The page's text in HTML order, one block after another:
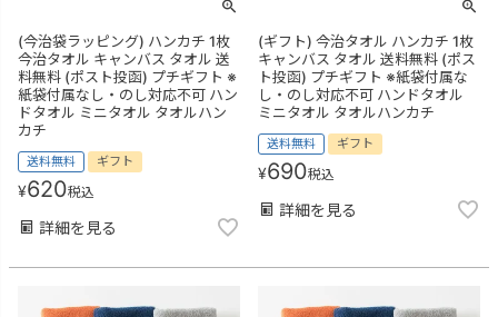
(今治袋ラッピング) ハンカチ 1枚
今治タオル キャンバス タオル 送
料無料 (ポスト投函) プチギフト ※
紙袋付属なし・のし対応不可 ハン
ドタオル ミニタオル タオルハン
カチ
送料無料 ギフト
¥620税込
詳細を見る
(ギフト) 今治タオル ハンカチ 1枚
キャンバス タオル 送料無料 (ポス
ト投函) プチギフト ※紙袋付属な
し・のし対応不可 ハンドタオル
ミニタオル タオルハンカチ
送料無料 ギフト
¥690税込
詳細を見る